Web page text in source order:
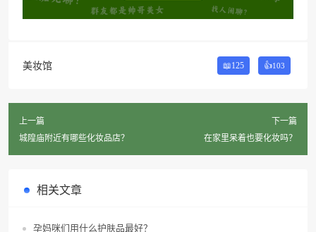
美妆馆 📖125 👍103
上一篇
城隍庙附近有哪些化妆品店？
下一篇
在家里呆着也要化妆吗？
相关文章
孕妈咪们用什么护肤品最好？